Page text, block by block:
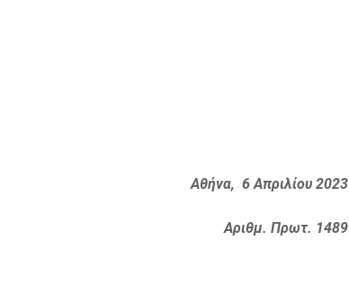
Αθήνα, 6 Απριλίου 2023
Αριθμ. Πρωτ. 1489